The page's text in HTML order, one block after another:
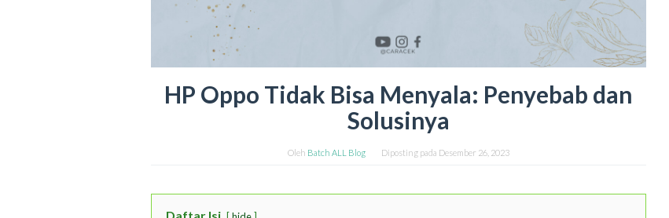
HP Oppo Tidak Bisa Menyala: Penyebab dan
Solusinya
Oleh Batch ALL Blog Diposting pada Desember 26, 2023